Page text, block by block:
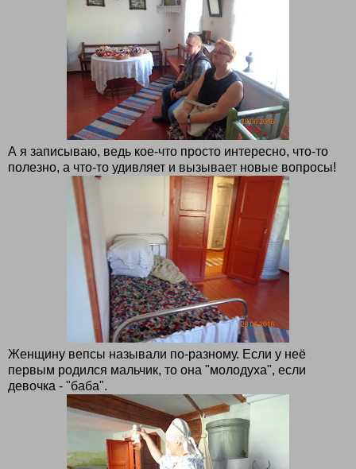
А я записываю, ведь кое-что просто интересно, что-то
полезно, а что-то удивляет и вызывает новые вопросы!
Женщину вепсы называли по-разному. Если у неё
первым родился мальчик, то она "молодуха", если
девочка - "баба".